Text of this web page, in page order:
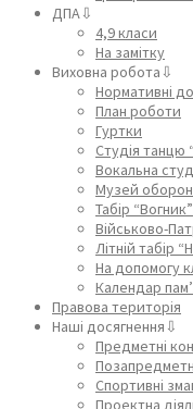
ДПА⇩
4,9 класи
На замітку
Виховна робота⇩
Нормативні
План роботи
Гуртки
Студія танцю
Вокальна
Музей
Табір “Вогник”
Військово-
Літній табір
На допомогу
Календар
Правова територія
Наші досягнення⇩
Предметні
Спортивні
Проектна